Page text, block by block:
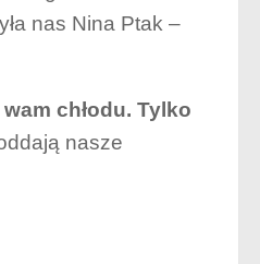
nas Nina Ptak –
chłodu. Tylko
nasze